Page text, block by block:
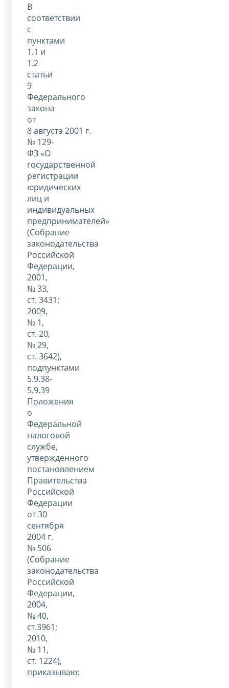
В
соответствии
с
пунктами
1.1 и
1.2
статьи
9
Федерального
закона
от
8 августа 2001 г.
№ 129-
ФЗ «О
государственной
регистрации
юридических
лиц и
индивидуальных
предпринимателей»
(Собрание
законодательства
Российской
Федерации,
2001,
№ 33,
ст. 3431;
2009,
№ 1,
ст. 20,
№ 29,
ст. 3642),
подпунктами
5.9.38-
5.9.39
Положения
о
Федеральной
налоговой
службе,
утвержденного
постановлением
Правительства
Российской
Федерации
от 30
сентября
2004 г.
№ 506
(Собрание
законодательства
Российской
Федерации,
2004,
№ 40,
ст.3961;
2010,
№ 11,
ст. 1224),
приказываю: